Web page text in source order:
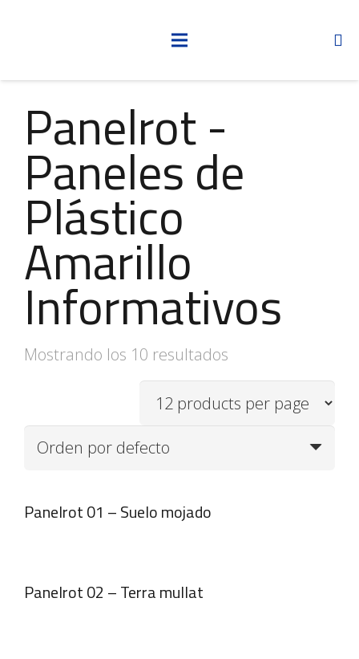
Panelrot -
Paneles de
Plástico
Amarillo
Informativos
Mostrando los 10 resultados
Panelrot 01 – Suelo mojado
Panelrot 02 – Terra mullat